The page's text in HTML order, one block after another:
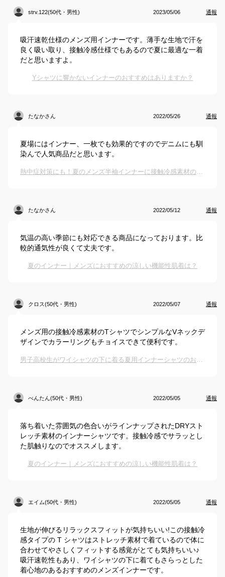
strv.122(50代・男性) 2023/05/06 通報
吸汗速乾仕様のメンズ用インナーです。薄手な生地で汗を
良く吸い取り、接触冷感仕様でもあるので夏に最適な一着
だと思いますよ。
Yシャツに響かないインナーのおすすめはありますか？
たなかさん 2022/05/26 通報
夏場にはインナー、一枚でも効果的ですのでデニムにも馴
染んで人気商品だと思います。
熱中症対策にも！夏のメンズ半袖インナーに接触冷感素材のおすすめを教えて！
たなかさん 2022/05/12 通報
気温の高い季節にも対応できる商品になっております。比
較的通気性が良くて丈夫です。
夏のインナー｜メンズにおすすめの涼しい機能性肌着は？
クロス(50代・男性) 2022/05/07 通報
メンズ用の接触冷感素材のTシャツでシンプルなVネックデ
ザインでカラーリングもチョイスできて便利です。
男子高校生がワイシャツの下に着る夏用インナーシャツのおすすめは？
べんたん(50代・男性) 2022/05/05 通報
落ち着いた雰囲気の色合いがラインナップされたDRYスト
レッチ素材のインナーシャツです。接触冷感でサラッとし
た肌触りなのでオススメします。
夏のインナー｜メンズにおすすめの涼しい機能性肌着は？
エイム(50代・男性) 2022/05/05 通報
生地が伸びるリラックスフィットが気持ちいい!この接触冷
感タイプの T シャツはストレッチ素材で着ているので体に
合わせてやさしくフィットする感覚がとても気持ちいい♪
吸汗速乾性もあり、ワイシャツの下に着てもさらっとした
着心地のあるおすすめのメンズインナーです。